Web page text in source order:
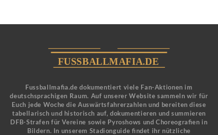
Fussballmafia.de dokumentiert viele Fan-Aktionen im
deutschsprachigen Raum. Auf unserer Website sammeln wir für
Euch jede Woche die Auswärtsfahrerzahlen und bereiten diese
tabellarisch und historisch auf, dokumentieren und summieren
DFB-Strafen für Vereine sowie Pyroshows und Choreografien in
Bildern. In unserem Stadionguide findet ihr nützliche